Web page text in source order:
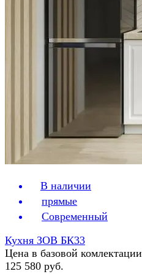
В наличии
прямые
Современный
Кухня ЗОВ БК33
Цена в базовой комлектации
125 580 руб.